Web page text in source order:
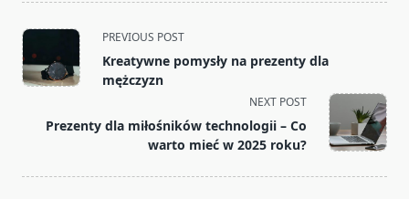
<span
class="nav-
subtitle
reader-
text">Page</span>
PREVIOUS POST
Kreatywne pomysły na prezenty dla
mężczyzn
NEXT POST
Prezenty dla miłośników technologii – Co
warto mieć w 2025 roku?